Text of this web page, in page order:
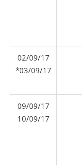
02/09/17
*03/09/17
09/09/17
10/09/17